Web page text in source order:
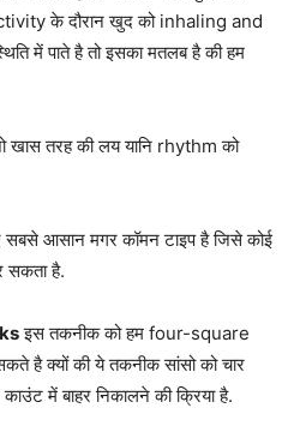
के दौरान खुद को inhaling and
में पाते है तो इसका मतलब है की हम
तरह की लय यानि rhythm को
आसान मगर कॉमन टाइप है जिसे कोई
सकता है.
इस तकनीक को हम four-square
है क्यों की ये तकनीक सांसो को चार
में बाहर निकालने की क्रिया है.